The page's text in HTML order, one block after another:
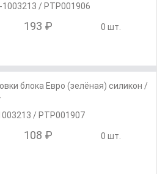
1003213 / РТР001906
193 ₽ 0 шт.
блока Евро (зелёная) силикон /
/ РТР001907
108 ₽ 0 шт.